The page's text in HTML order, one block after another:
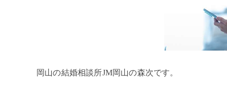
岡山の結婚相談所JM岡山の森次です。